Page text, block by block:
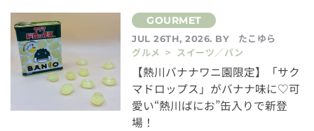
JUL 26TH, 2026. BY
たこゆら
グルメ > スイーツ／パン
【熱川バナナワニ園限定】「サク
マドロップス」がバナナ味に♡可
愛い“熱川ばにお”缶入りで新登
場！